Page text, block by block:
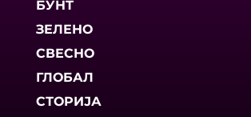
БУНТ
ЗЕЛЕНО
СВЕСНО
ГЛОБАЛ
СТОРИЈА